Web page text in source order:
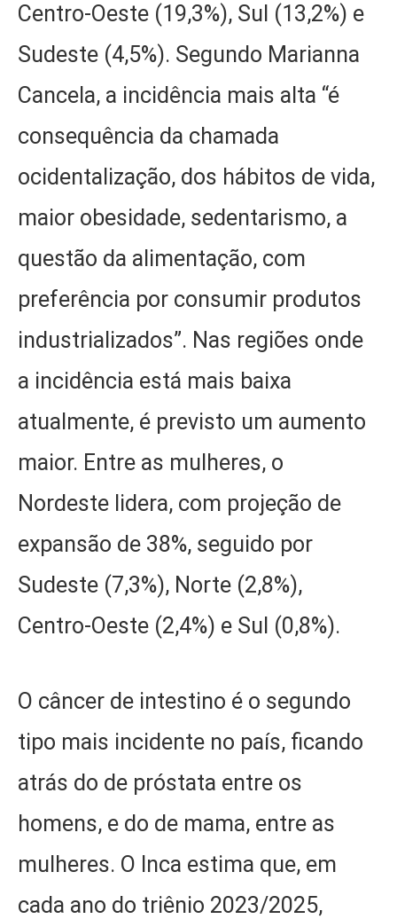
Centro-Oeste (19,3%), Sul (13,2%) e
Sudeste (4,5%). Segundo Marianna
Cancela, a incidência mais alta “é
consequência da chamada
ocidentalização, dos hábitos de vida,
maior obesidade, sedentarismo, a
questão da alimentação, com
preferência por consumir produtos
industrializados”. Nas regiões onde
a incidência está mais baixa
atualmente, é previsto um aumento
maior. Entre as mulheres, o
Nordeste lidera, com projeção de
expansão de 38%, seguido por
Sudeste (7,3%), Norte (2,8%),
Centro-Oeste (2,4%) e Sul (0,8%).
O câncer de intestino é o segundo
tipo mais incidente no país, ficando
atrás do de próstata entre os
homens, e do de mama, entre as
mulheres. O Inca estima que, em
cada ano do triênio 2023/2025,